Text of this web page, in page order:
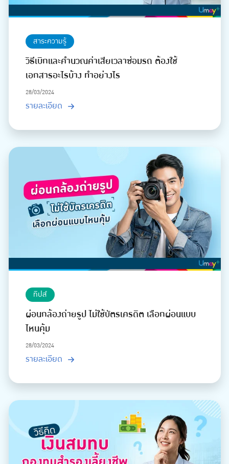
สาระความรู้
วิธีเบิกและคำนวณค่าเสียเวลาซ่อมรถ ต้องใช้
เอกสารอะไรบ้าง ทำอย่างไร
28/03/2024
รายละเอียด
ทิปส์
ผ่อนกล้องถ่ายรูป ไม่ใช้บัตรเครดิต เลือกผ่อนแบบ
ไหนคุ้ม
28/03/2024
รายละเอียด